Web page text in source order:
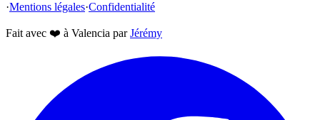
·Mentions légales·Confidentialité
Fait avec ❤️ à Valencia par Jérémy